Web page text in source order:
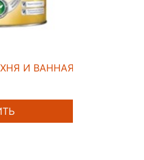
И ВАННАЯ матовая BC